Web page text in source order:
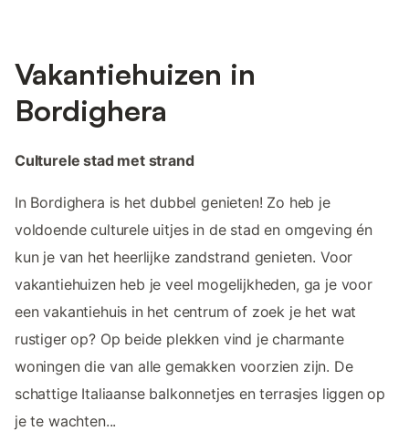
Vakantiehuizen in
Bordighera
Culturele stad met strand
In Bordighera is het dubbel genieten! Zo heb je
voldoende culturele uitjes in de stad en omgeving én
kun je van het heerlijke zandstrand genieten. Voor
vakantiehuizen heb je veel mogelijkheden, ga je voor
een vakantiehuis in het centrum of zoek je het wat
rustiger op? Op beide plekken vind je charmante
woningen die van alle gemakken voorzien zijn. De
schattige Italiaanse balkonnetjes en terrasjes liggen op
je te wachten...